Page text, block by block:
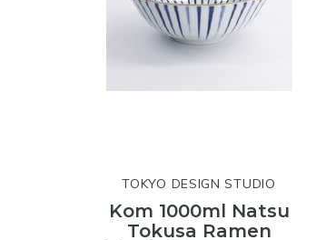
TOKYO DESIGN STUDIO
Kom 1000ml Natsu
Tokusa Ramen